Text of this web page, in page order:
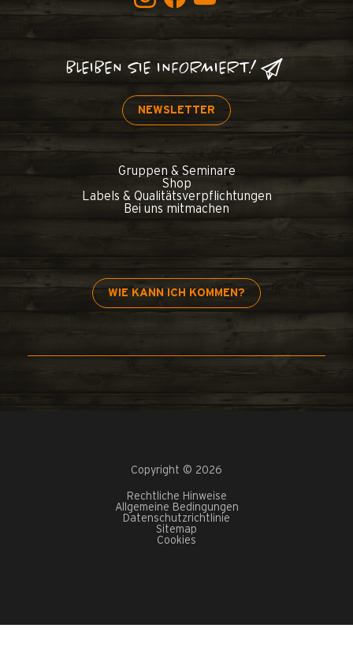
BLEIBEN SIE INFORMIERT!
NEWSLETTER
Gruppen & Seminare
Shop
Labels & Qualitätsverpflichtungen
Bei uns mitmachen
WIE KANN ICH KOMMEN?
Copyright © 2026
Rechtliche Hinweise
Allgemeine Bedingungen
Datenschutzrichtlinie
Sitemap
Cookies